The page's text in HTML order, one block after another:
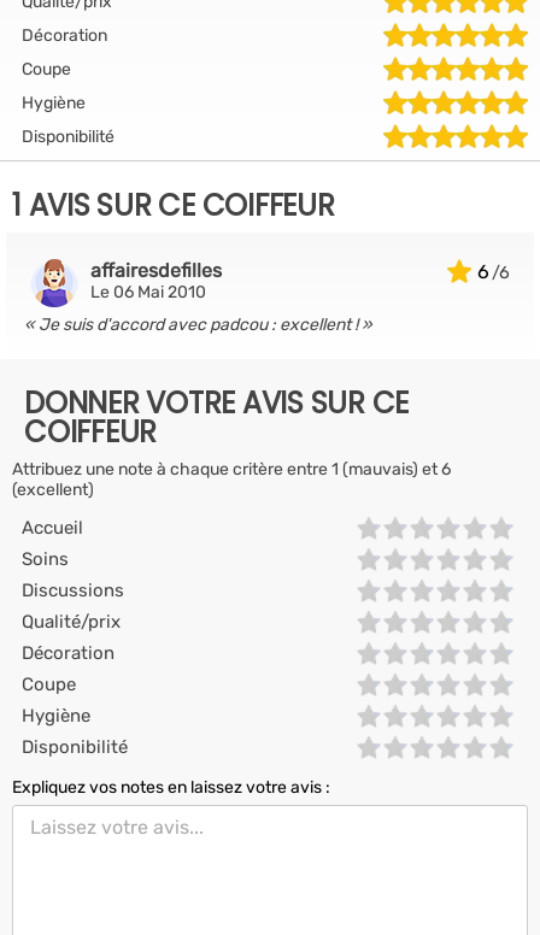
Décoration
Coupe
Hygiène
Disponibilité
1 AVIS SUR CE COIFFEUR
6
affairesdefilles
Le 06 Mai 2010
Je suis d'accord avec padcou : excellent !
DONNER VOTRE AVIS SUR CE
COIFFEUR
Attribuez une note à chaque critère entre 1 (mauvais) et 6
(excellent)
Accueil
Soins
Discussions
Qualité/prix
Décoration
Coupe
Hygiène
Disponibilité
Expliquez vos notes en laissez votre avis :